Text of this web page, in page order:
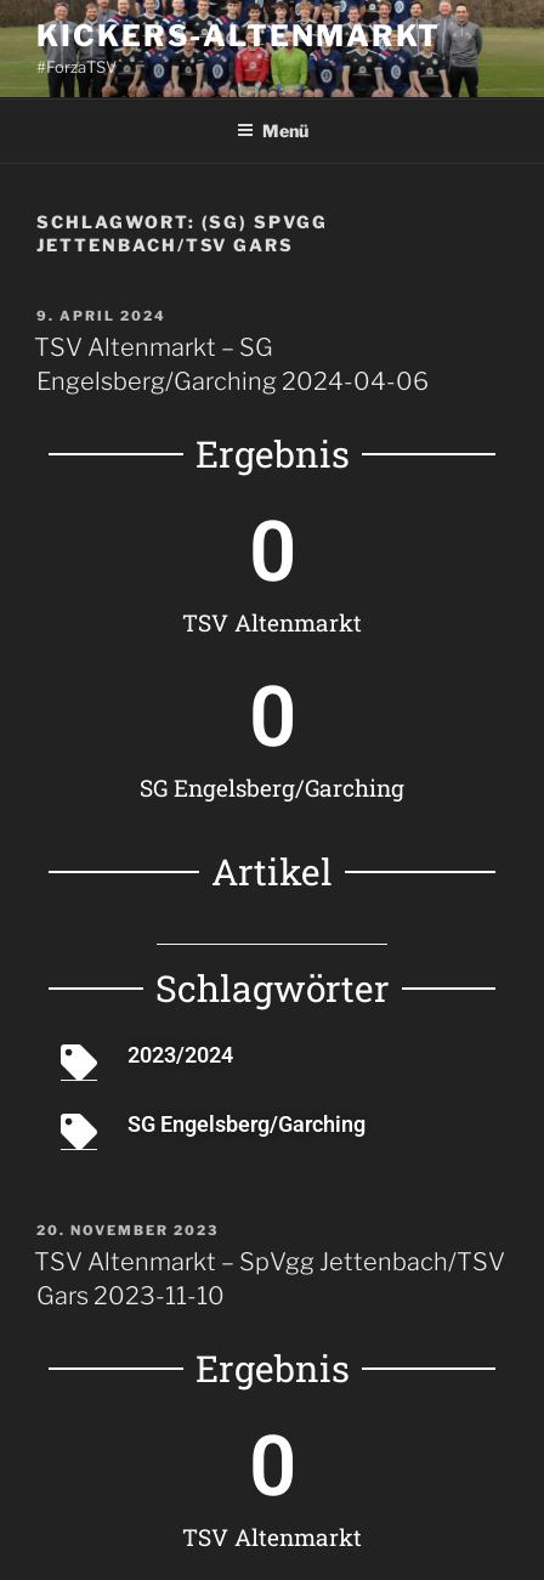
KICKERS-ALTENMARKT
#ForzaTSV
Menü
SCHLAGWORT: (SG) SPVGG
JETTENBACH/TSV GARS
9. APRIL 2024
TSV Altenmarkt – SG
Engelsberg/Garching 2024-04-06
Ergebnis
TSV Altenmarkt
0
SG Engelsberg/Garching
0
Artikel
Schlagwörter
2023/2024
SG Engelsberg/Garching
20. NOVEMBER 2023
TSV Altenmarkt – SpVgg Jettenbach/TSV
Gars 2023-11-10
Ergebnis
TSV Altenmarkt
0